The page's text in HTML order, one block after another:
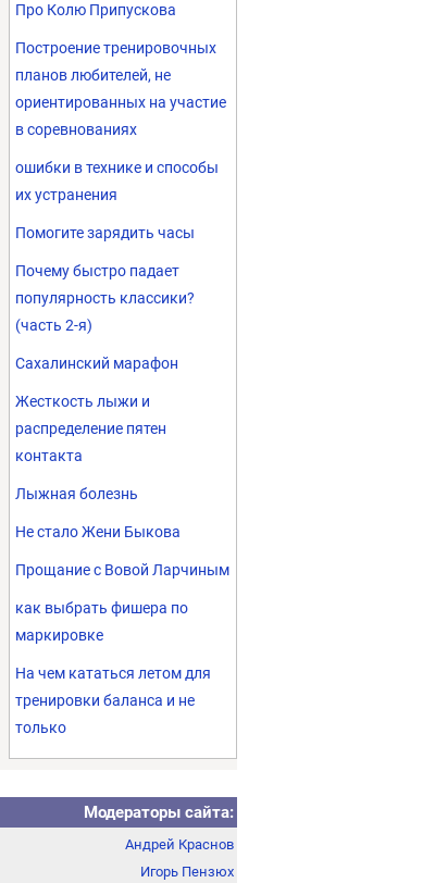
Про Колю Припускова
Построение тренировочных
планов любителей, не
ориентированных на участие
в соревнованиях
ошибки в технике и способы
их устранения
Помогите зарядить часы
Почему быстро падает
популярность классики?
(часть 2-я)
Сахалинский марафон
Жесткость лыжи и
распределение пятен
контакта
Лыжная болезнь
Не стало Жени Быкова
Прощание с Вовой Ларчиным
как выбрать фишера по
маркировке
На чем кататься летом для
тренировки баланса и не
только
Модераторы сайта:
Андрей Краснов
Игорь Пензюх